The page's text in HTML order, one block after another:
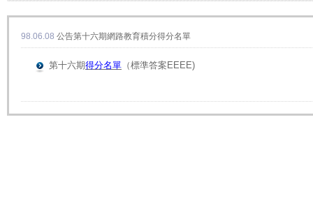
98.06.08 公告第十六期網路教育積分得分名單
第十六期得分名單 （標準答案EEEE)